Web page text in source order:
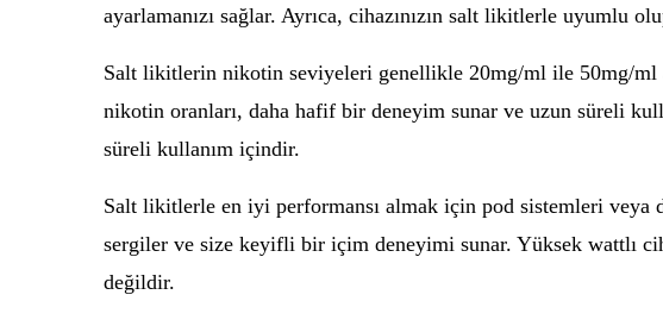
ayarlamanızı sağlar. Ayrıca, cihazınızın salt likitlerle uyumlu
Salt likitlerin nikotin seviyeleri genellikle 20mg/ml ile 50mg/ml
nikotin oranları, daha hafif bir deneyim sunar ve uzun süreli
süreli kullanım içindir.
Salt likitlerle en iyi performansı almak için pod sistemleri
sergiler ve size keyifli bir içim deneyimi sunar. Yüksek wattlı
değildir.